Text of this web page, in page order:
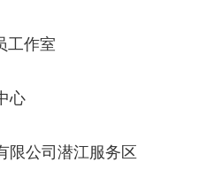
工作室
心
限公司潜江服务区